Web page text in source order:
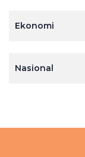
Ekonomi
Nasional